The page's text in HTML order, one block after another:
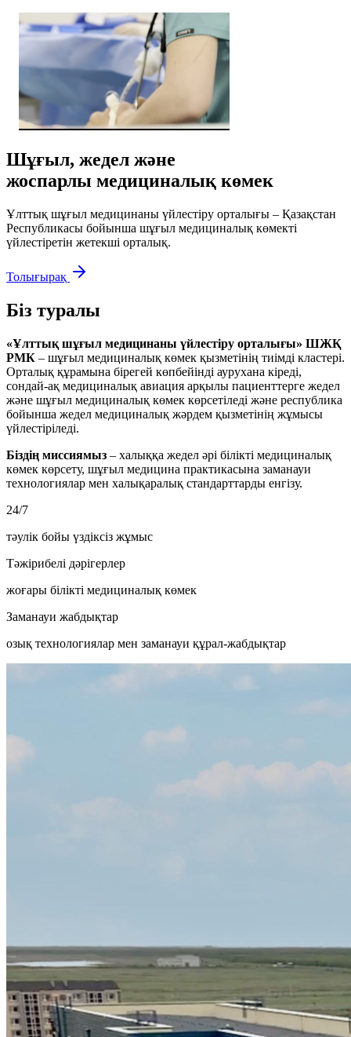
Шұғыл, жедел және
жоспарлы медициналық көмек
Ұлттық шұғыл медицинаны үйлестіру орталығы – Қазақстан
Республикасы бойынша шұғыл медициналық көмекті
үйлестіретін жетекші орталық.
Толығырақ
Біз туралы
«Ұлттық шұғыл медицинаны үйлестіру орталығы» ШЖҚ
РМК – шұғыл медициналық көмек қызметінің тиімді кластері.
Орталық құрамына бірегей көпбейінді аурухана кіреді,
сондай-ақ медициналық авиация арқылы пациенттерге жедел
және шұғыл медициналық көмек көрсетіледі және республика
бойынша жедел медициналық жәрдем қызметінің жұмысы
үйлестіріледі.
Біздің миссиямыз – халыққа жедел әрі білікті медициналық
көмек көрсету, шұғыл медицина практикасына заманауи
технологиялар мен халықаралық стандарттарды енгізу.
24/7
тәулік бойы үздіксіз жұмыс
Тәжірибелі дәрігерлер
жоғары білікті медициналық көмек
Заманауи жабдықтар
озық технологиялар мен заманауи құрал-жабдықтар